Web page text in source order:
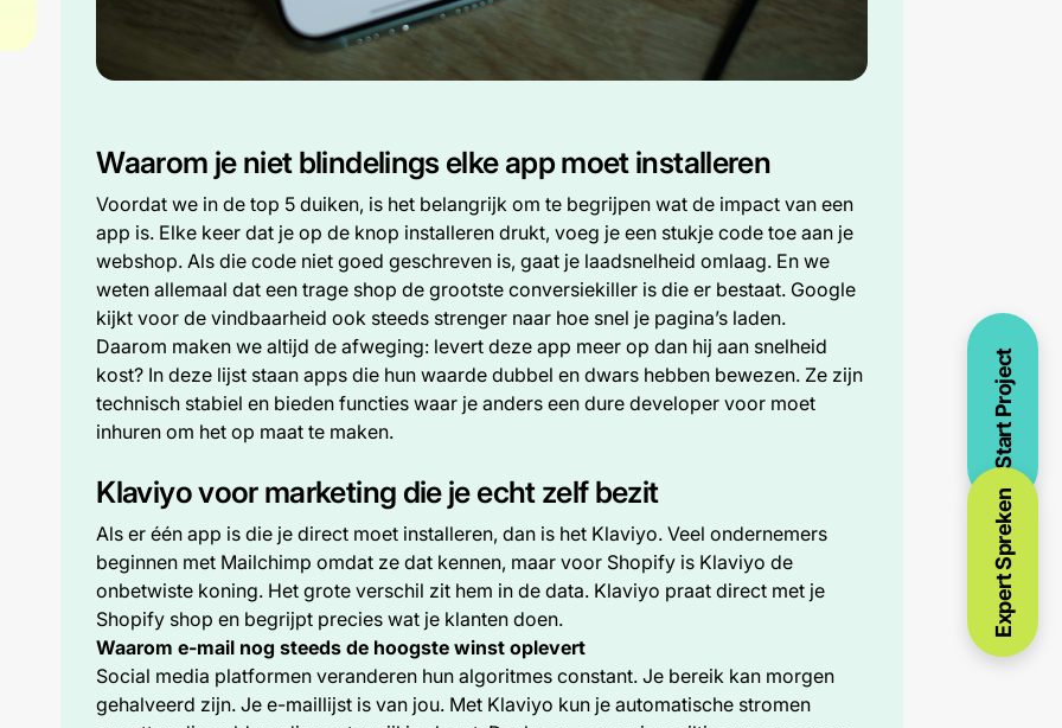
Waarom je niet blindelings elke app moet installeren
Voordat we in de top 5 duiken, is het belangrijk om te begrijpen wat de impact van een
app is. Elke keer dat je op de knop installeren drukt, voeg je een stukje code toe aan je
webshop. Als die code niet goed geschreven is, gaat je laadsnelheid omlaag. En we
weten allemaal dat een trage shop de grootste conversiekiller is die er bestaat. Google
kijkt voor de vindbaarheid ook steeds strenger naar hoe snel je pagina’s laden.
Daarom maken we altijd de afweging: levert deze app meer op dan hij aan snelheid
kost? In deze lijst staan apps die hun waarde dubbel en dwars hebben bewezen. Ze zijn
technisch stabiel en bieden functies waar je anders een dure developer voor moet
inhuren om het op maat te maken.
Klaviyo voor marketing die je echt zelf bezit
Als er één app is die je direct moet installeren, dan is het Klaviyo. Veel ondernemers
beginnen met Mailchimp omdat ze dat kennen, maar voor Shopify is Klaviyo de
onbetwiste koning. Het grote verschil zit hem in de data. Klaviyo praat direct met je
Shopify shop en begrijpt precies wat je klanten doen.
Waarom e-mail nog steeds de hoogste winst oplevert
Social media platformen veranderen hun algoritmes constant. Je bereik kan morgen
gehalveerd zijn. Je e-maillijst is van jou. Met Klaviyo kun je automatische stromen
Start Project
Expert Spreken